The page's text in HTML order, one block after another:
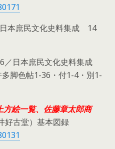
本庶民文化史料集成 14
／日本庶民文化史料集成
脚色帖1-36・付1-4・別1-
絵一覧、佐藤章太郎商
古堂）基本図録